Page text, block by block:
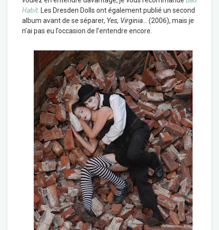
Habit. Les Dresden Dolls ont également publié un second
album avant de se séparer, Yes, Virginia… (2006), mais je
n’ai pas eu l’occasion de l’entendre encore.